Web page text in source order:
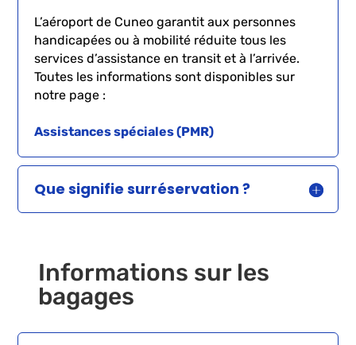
L’aéroport de Cuneo garantit aux personnes
handicapées ou à mobilité réduite tous les
services d’assistance en transit et à l’arrivée.
Toutes les informations sont disponibles sur
notre page :
Assistances spéciales (PMR)
Que signifie surréservation ?
Informations sur les
bagages